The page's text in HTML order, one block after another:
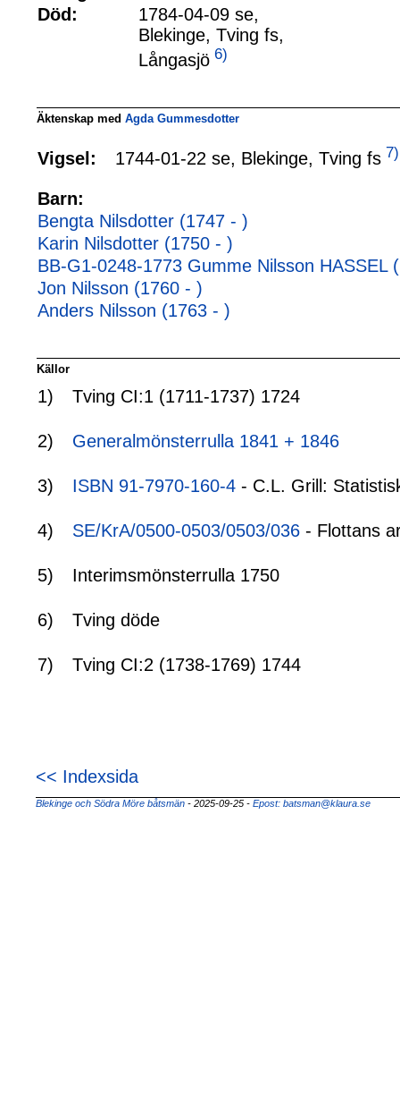
Död:
1784-04-09 se,
Blekinge, Tving fs,
Långasjö 6)
Äktenskap med Agda Gummesdotter
Vigsel: 1744-01-22 se, Blekinge, Tving fs 7)
Barn:
Bengta Nilsdotter (1747 - )
Karin Nilsdotter (1750 - )
BB-G1-0248-1773 Gumme Nilsson HASSEL
Jon Nilsson (1760 - )
Anders Nilsson (1763 - )
Källor
1) Tving CI:1 (1711-1737) 1724
2) Generalmönsterrulla 1841 + 1846
3) ISBN 91-7970-160-4 - C.L. Grill:
4) SE/KrA/0500-0503/0503/036 - Flottans
5) Interimsmönsterrulla 1750
6) Tving döde
7) Tving CI:2 (1738-1769) 1744
<< Indexsida
Blekinge och Södra Möre båtsmän - 2025-09-25 - Epost: batsman@klaura.se